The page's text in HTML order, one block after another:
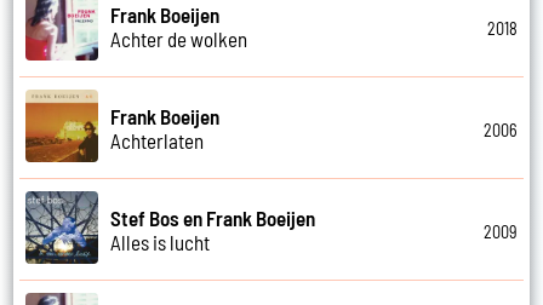
Frank Boeijen
Achter de wolken
2018
Frank Boeijen
Achterlaten
2006
Stef Bos en Frank Boeijen
Alles is lucht
2009